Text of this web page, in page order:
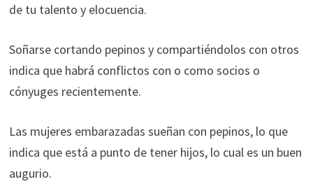
de tu talento y elocuencia.
Soñarse cortando pepinos y compartiéndolos con otros
indica que habrá conflictos con o como socios o
cónyuges recientemente.
Las mujeres embarazadas sueñan con pepinos, lo que
indica que está a punto de tener hijos, lo cual es un buen
augurio.